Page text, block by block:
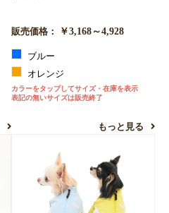
販売価格： ￥3,168～4,928
ブルー
オレンジ
カラーをタップしてサイズ・在庫を表示
表記の無いサイズは販売終了
もっと見る